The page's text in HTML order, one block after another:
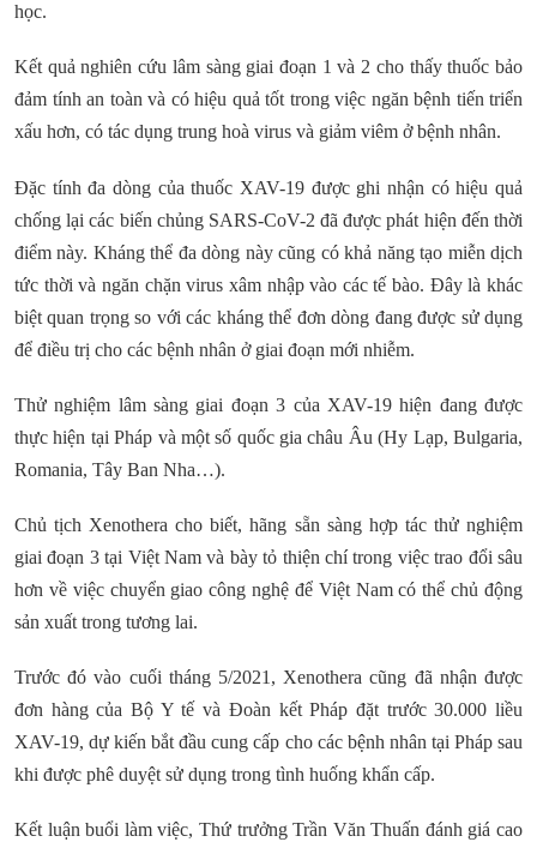
học.
Kết quả nghiên cứu lâm sàng giai đoạn 1 và 2 cho thấy thuốc bảo
đảm tính an toàn và có hiệu quả tốt trong việc ngăn bệnh tiến triển
xấu hơn, có tác dụng trung hoà virus và giảm viêm ở bệnh nhân.
Đặc tính đa dòng của thuốc XAV-19 được ghi nhận có hiệu quả
chống lại các biến chủng SARS-CoV-2 đã được phát hiện đến thời
điểm này. Kháng thể đa dòng này cũng có khả năng tạo miễn dịch
tức thời và ngăn chặn virus xâm nhập vào các tế bào. Đây là khác
biệt quan trọng so với các kháng thể đơn dòng đang được sử dụng
để điều trị cho các bệnh nhân ở giai đoạn mới nhiễm.
Thử nghiệm lâm sàng giai đoạn 3 của XAV-19 hiện đang được
thực hiện tại Pháp và một số quốc gia châu Âu (Hy Lạp, Bulgaria,
Romania, Tây Ban Nha…).
Chủ tịch Xenothera cho biết, hãng sẵn sàng hợp tác thử nghiệm
giai đoạn 3 tại Việt Nam và bày tỏ thiện chí trong việc trao đổi sâu
hơn về việc chuyển giao công nghệ để Việt Nam có thể chủ động
sản xuất trong tương lai.
Trước đó vào cuối tháng 5/2021, Xenothera cũng đã nhận được
đơn hàng của Bộ Y tế và Đoàn kết Pháp đặt trước 30.000 liều
XAV-19, dự kiến bắt đầu cung cấp cho các bệnh nhân tại Pháp sau
khi được phê duyệt sử dụng trong tình huống khẩn cấp.
Kết luận buổi làm việc, Thứ trưởng Trần Văn Thuấn đánh giá cao